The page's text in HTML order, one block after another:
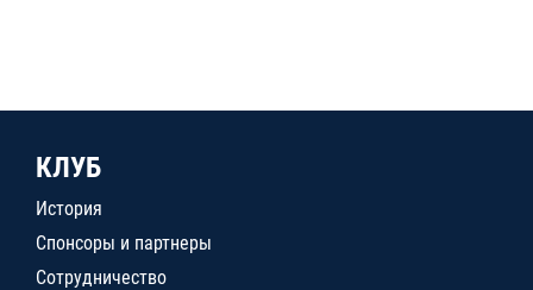
КЛУБ
История
Спонсоры и партнеры
Сотрудничество